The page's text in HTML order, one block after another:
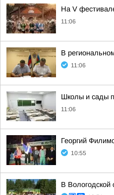
На V
11:06
В
11:06
Школы и сады
11:06
Георгий
10:55
В Вологодской